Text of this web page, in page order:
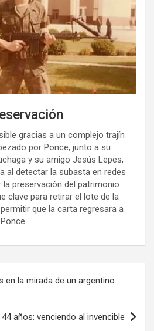
gracias a un complejo trajín
por Ponce, junto a su
y su amigo Jesús Lepes,
al detectar la subasta en redes
preservación del patrimonio
clave para retirar el lote de la
que la carta regresara a
en la mirada de un argentino
años: venciendo al invencible